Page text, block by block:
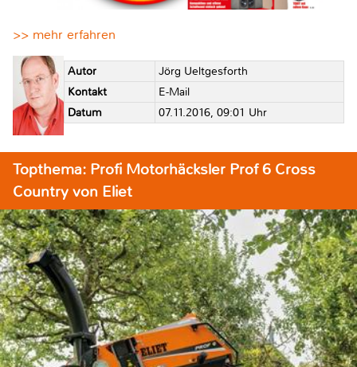
>> mehr erfahren
Autor
Jörg Ueltgesforth
Kontakt
E-Mail
Datum
07.11.2016, 09:01 Uhr
Topthema: Profi Motorhäcksler Prof 6 Cross
Country von Eliet